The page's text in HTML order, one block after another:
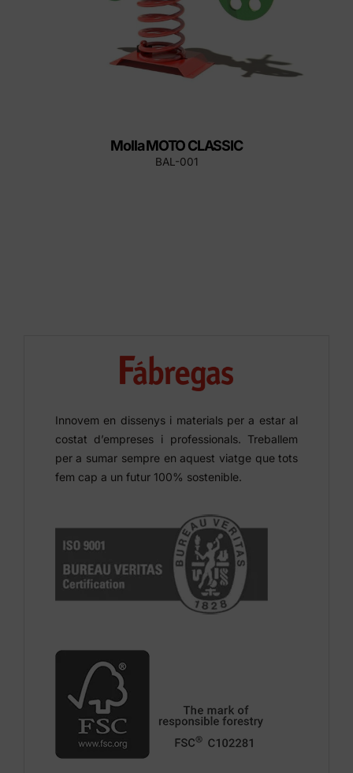
Molla MOTO CLASSIC
BAL-001
Innovem en dissenys i materials per a estar al
costat d’empreses i professionals. Treballem
per a sumar sempre en aquest viatge que tots
fem cap a un futur 100% sostenible.